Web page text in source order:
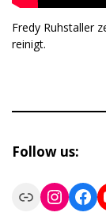
Fredy Ruhstaller
reinigt.
Follow us:
Link